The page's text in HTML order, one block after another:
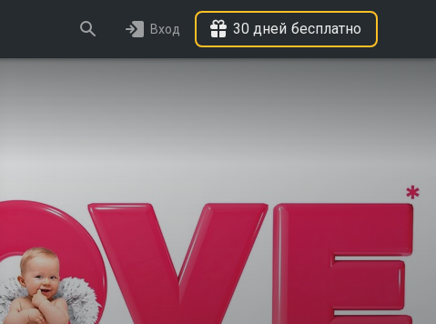
Вход 30 дней бесплатно